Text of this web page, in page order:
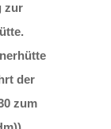
zur
der
zum